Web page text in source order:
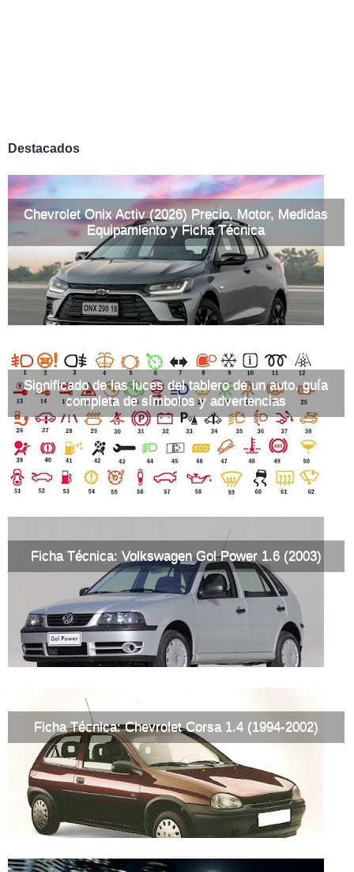
Destacados
Chevrolet Onix Activ (2026) Precio, Motor, Medidas
Equipamiento y Ficha Técnica
Significado de las luces del tablero de un auto, guía
completa de símbolos y advertencias
Ficha Técnica: Volkswagen Gol Power 1.6 (2003)
Ficha Técnica: Chevrolet Corsa 1.4 (1994-2002)